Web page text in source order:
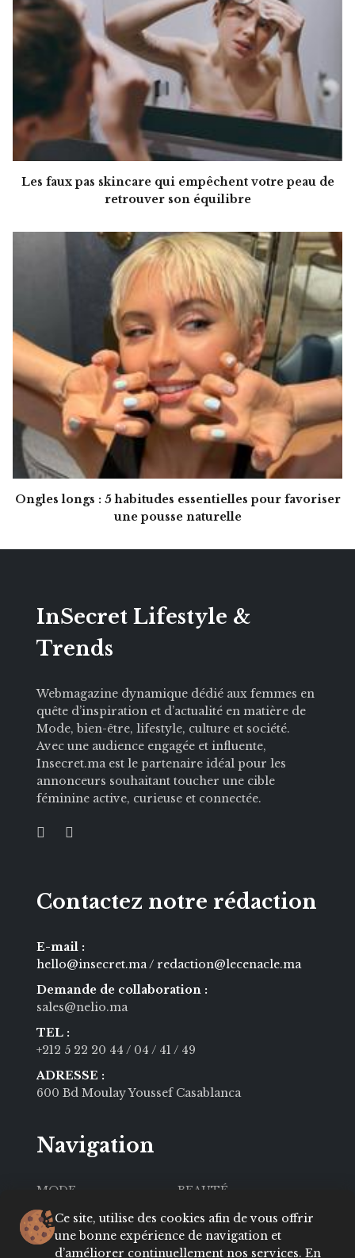
Les faux pas skincare qui empêchent votre peau de
retrouver son équilibre
Ongles longs : 5 habitudes essentielles pour favoriser
une pousse naturelle
Ce site, utilise des cookies afin de vous offrir
une bonne expérience de navigation et
d’améliorer continuellement nos services. En
InSecret Lifestyle &
Trends
Webmagazine dynamique dédié aux femmes en
quête d’inspiration et d’actualité en matière de
Mode, bien-être, lifestyle, culture et société.
Avec une audience engagée et influente,
Insecret.ma est le partenaire idéal pour les
annonceurs souhaitant toucher une cible
féminine active, curieuse et connectée.
Contactez notre rédaction
E-mail :
hello@insecret.ma / redaction@lecenacle.ma
Demande de collaboration :
sales@nelio.ma
TEL :
+212 5 22 20 44 / 04 / 41 / 49
ADRESSE :
600 Bd Moulay Youssef Casablanca
Navigation
MODE
BEAUTÉ
SOCIÉTÉ
CULTURE
VIE PRIVÉE
LIFESTYLE